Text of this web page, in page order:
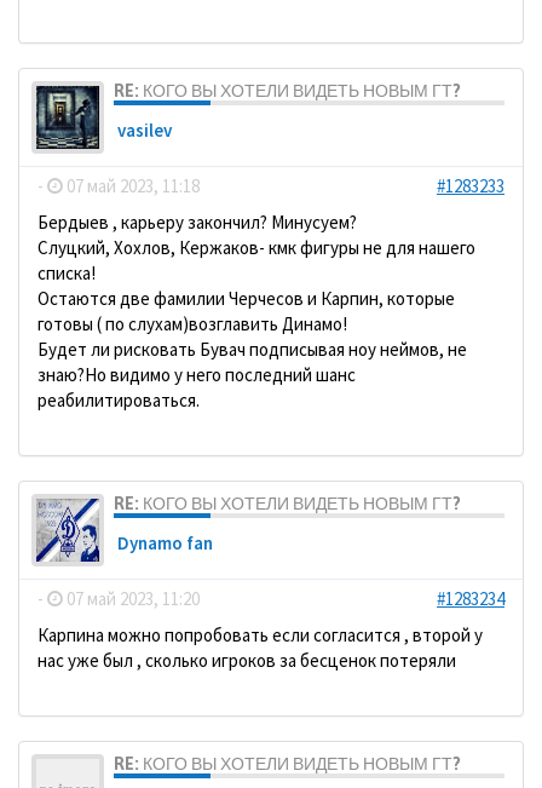
RE: КОГО ВЫ ХОТЕЛИ ВИДЕТЬ НОВЫМ ГТ?
vasilev
- 07 май 2023, 11:18
#1283233
Бердыев , карьеру закончил? Минусуем?
Слуцкий, Хохлов, Кержаков- кмк фигуры не для нашего
списка!
Остаются две фамилии Черчесов и Карпин, которые
готовы ( по слухам)возглавить Динамо!
Будет ли рисковать Бувач подписывая ноу неймов, не
знаю?Но видимо у него последний шанс
реабилитироваться.
RE: КОГО ВЫ ХОТЕЛИ ВИДЕТЬ НОВЫМ ГТ?
Dynamo fan
- 07 май 2023, 11:20
#1283234
Карпина можно попробовать если согласится , второй у
нас уже был , сколько игроков за бесценок потеряли
RE: КОГО ВЫ ХОТЕЛИ ВИДЕТЬ НОВЫМ ГТ?